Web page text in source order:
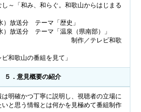
～「和み、和らぐ。和歌山からはじまる
）放送分 テーマ「歴史」
）放送分 テーマ「温泉（県南部）」
テレビ和歌
和歌山の番組を見て」
５．意見概要の紹介
明確かつ丁寧に説明し、視聴者の立場に
と思う情報とは何かを見極めて番組制作